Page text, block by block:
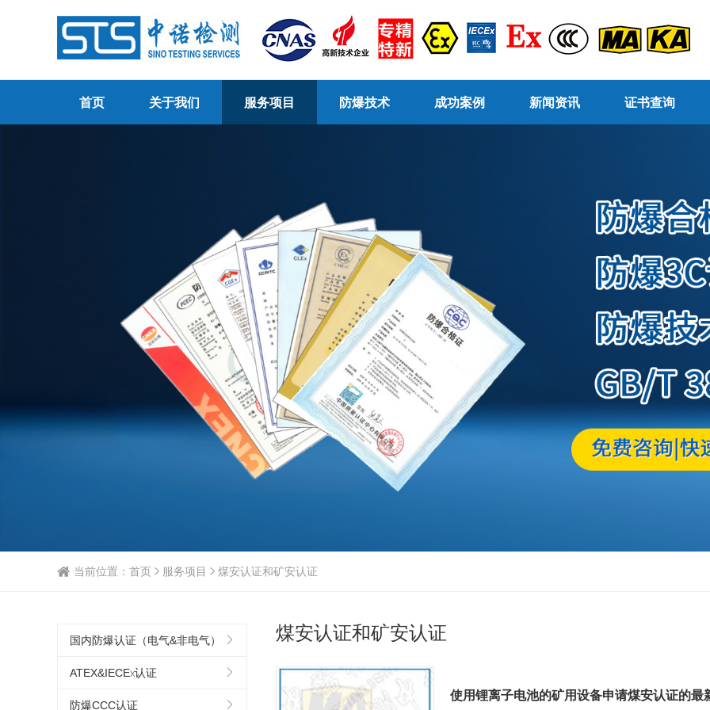
首页 关于我们 服务项目 防爆技术 成功案例 新闻资讯 证书查询
当前位置： 首页 服务项目 煤安认证和矿安认证
煤安认证和矿安认证
使用锂离子电池的矿用设备申请煤安认证的最
国内防爆认证（电气&非电气）
ATEX&IECEx认证
防爆CCC认证